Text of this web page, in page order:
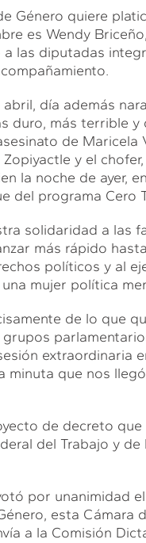
Género quiere
es Wendy
a las diputadas
día además
duro, más terrible
de
y el
la noche de ayer,
del programa Cero
solidaridad a las
más rápido
políticos y al
mujer política
de lo que
extraordinaria
minuta que nos
de decreto
del Trabajo y
por unanimidad
esta
a la Comisión